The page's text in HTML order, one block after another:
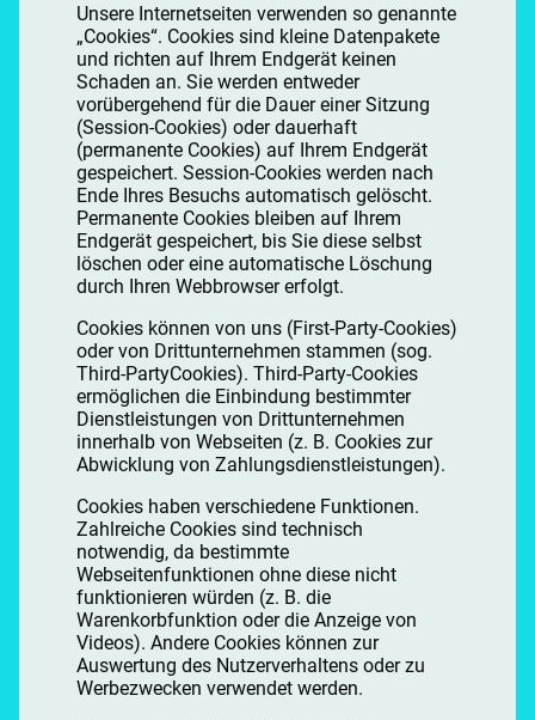
Unsere Internetseiten verwenden so genannte
„Cookies“. Cookies sind kleine Datenpakete
und richten auf Ihrem Endgerät keinen
Schaden an. Sie werden entweder
vorübergehend für die Dauer einer Sitzung
(Session-Cookies) oder dauerhaft
(permanente Cookies) auf Ihrem Endgerät
gespeichert. Session-Cookies werden nach
Ende Ihres Besuchs automatisch gelöscht.
Permanente Cookies bleiben auf Ihrem
Endgerät gespeichert, bis Sie diese selbst
löschen oder eine automatische Löschung
durch Ihren Webbrowser erfolgt.
Cookies können von uns (First-Party-Cookies)
oder von Drittunternehmen stammen (sog.
Third-PartyCookies). Third-Party-Cookies
ermöglichen die Einbindung bestimmter
Dienstleistungen von Drittunternehmen
innerhalb von Webseiten (z. B. Cookies zur
Abwicklung von Zahlungsdienstleistungen).
Cookies haben verschiedene Funktionen.
Zahlreiche Cookies sind technisch
notwendig, da bestimmte
Webseitenfunktionen ohne diese nicht
funktionieren würden (z. B. die
Warenkorbfunktion oder die Anzeige von
Videos). Andere Cookies können zur
Auswertung des Nutzerverhaltens oder zu
Werbezwecken verwendet werden.